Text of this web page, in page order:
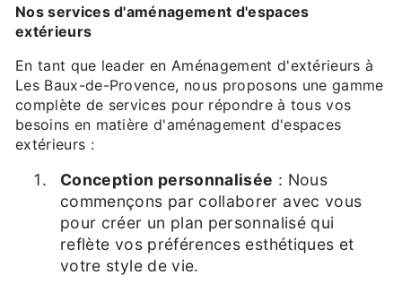
Nos services d'aménagement d'espaces
extérieurs
En tant que leader en Aménagement d'extérieurs à
Les Baux-de-Provence, nous proposons une gamme
complète de services pour répondre à tous vos
besoins en matière d'aménagement d'espaces
extérieurs :
Conception personnalisée : Nous
commençons par collaborer avec vous
pour créer un plan personnalisé qui
reflète vos préférences esthétiques et
votre style de vie.